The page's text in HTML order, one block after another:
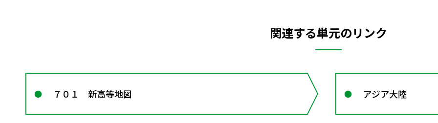
関連する単元のリンク
７０１ 新高等地図 アジア大陸